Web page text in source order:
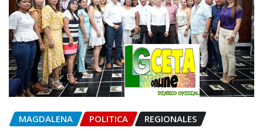
MAGDALENA POLITICA REGIONALES